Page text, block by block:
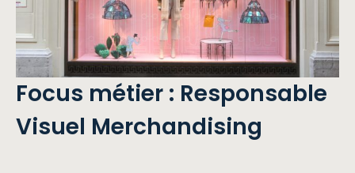
Focus métier : Responsable
Visuel Merchandising